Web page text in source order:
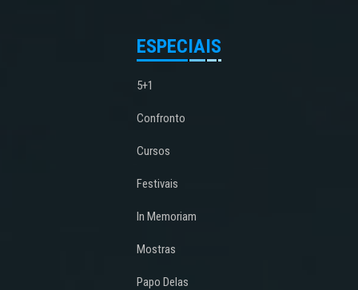
ESPECIAIS
5+1
Confronto
Cursos
Festivais
In Memoriam
Mostras
Papo Delas